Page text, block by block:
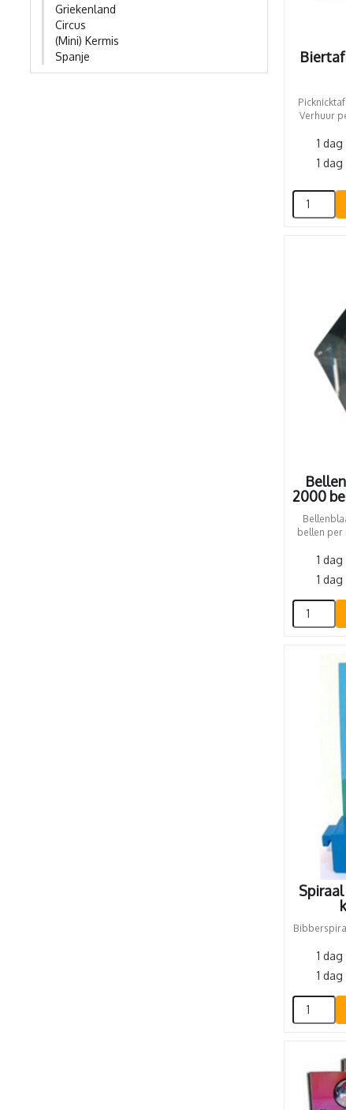
Griekenland
Circus
(Mini) Kermis
Spanje
Verhuur
1 dag
1 dag
2000
bellen per
1 dag
1 dag
1 dag
1 dag